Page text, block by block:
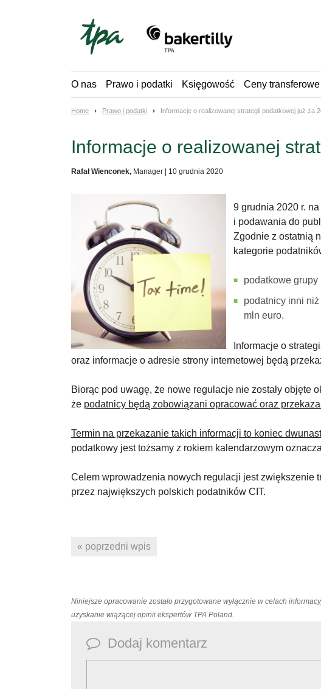
O nas Prawo i podatki Księgowość Ceny transferowe
Home Prawo i podatki Informacje o realizowanej strategii podatkowej już za
Informacje o realizowanej
Rafał Wienconek, Manager 10 grudnia 2020
9 grudnia 2020 r.
i podawania do
Zgodnie z ostatnią
kategorie
podatkowe grupy
podatnicy inni
mln euro.
Informacje o
oraz informacje o adresie strony internetowej będą
Biorąc pod uwagę, że nowe regulacje nie zostały objęte
że podatnicy będą zobowiązani opracować oraz
Termin na przekazanie takich informacji to koniec
podatkowy jest tożsamy z rokiem kalendarzowym
Celem wprowadzenia nowych regulacji jest zwiększenie
przez największych polskich podatników CIT.
« poprzedni wpis
Niniejsze opracowanie zostało przygotowane wyłącznie w celach
uzyskanie wiążącej opinii ekspertów TPA Poland.
Dodaj komentarz